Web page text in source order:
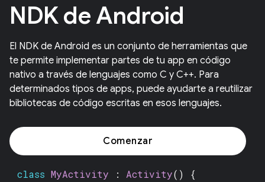
NDK de Android
El NDK de Android es un conjunto de herramientas que
te permite implementar partes de tu app en código
nativo a través de lenguajes como C y C++. Para
determinados tipos de apps, puede ayudarte a reutilizar
bibliotecas de código escritas en esos lenguajes.
Comenzar
class MyActivity : Activity() {